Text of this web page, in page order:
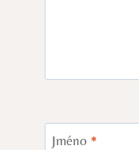
Jméno *